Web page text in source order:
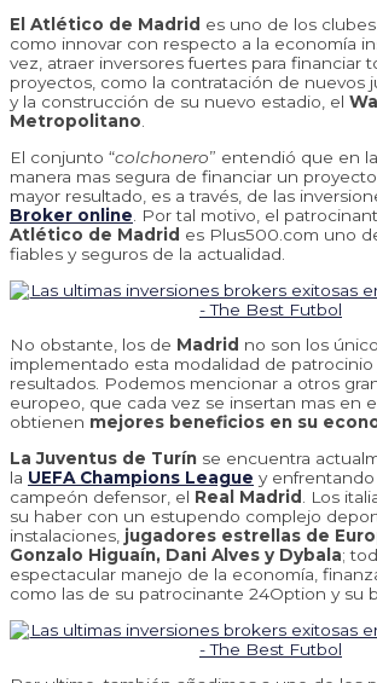
El Atlético de Madrid es uno de los
como innovar con respecto a la economía
vez, atraer inversores fuertes para financiar
proyectos, como la contratación de nuevos
y la construcción de su nuevo estadio, el
Metropolitano.
El conjunto “colchonero” entendió que en
manera mas segura de financiar un
mayor resultado, es a través, de las
Broker online . Por tal motivo, el
Atlético de Madrid es Plus500.com uno
fiables y seguros de la actualidad.
No obstante, los de Madrid no son los
implementado esta modalidad de
resultados. Podemos mencionar a otros
europeo, que cada vez se insertan mas en
obtienen mejores beneficios en su
La Juventus de Turín se encuentra
la UEFA Champions League y
campeón defensor, el Real Madrid
. Los
su haber con un estupendo complejo
instalaciones, jugadores estrellas de
Gonzalo Higuaín, Dani Alves y Dybala;
espectacular manejo de la economía,
como las de su patrocinante 24Option y su